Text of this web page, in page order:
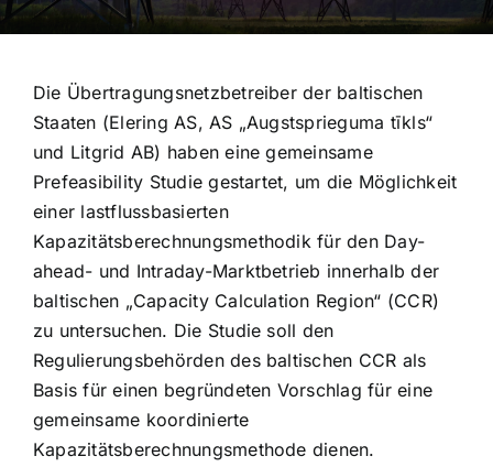
Die Übertragungsnetzbetreiber der baltischen
Staaten (Elering AS, AS „Augstsprieguma tīkls“
und Litgrid AB) haben eine gemeinsame
Prefeasibility Studie gestartet, um die Möglichkeit
einer lastflussbasierten
Kapazitätsberechnungsmethodik für den Day-
ahead- und Intraday-Marktbetrieb innerhalb der
baltischen „Capacity Calculation Region“ (CCR)
zu untersuchen. Die Studie soll den
Regulierungsbehörden des baltischen CCR als
Basis für einen begründeten Vorschlag für eine
gemeinsame koordinierte
Kapazitätsberechnungsmethode dienen.